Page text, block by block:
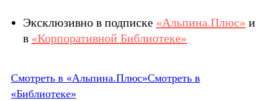
Эксклюзивно в подписке «Альпина.Плюс» и
в «Корпоративной Библиотеке»
Смотреть в «Альпина.Плюс»Смотреть в
«Библиотеке»